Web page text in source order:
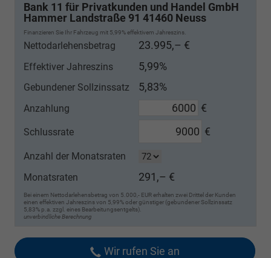
Bank 11 für Privatkunden und Handel GmbH
Hammer Landstraße 91 41460 Neuss
Finanzieren Sie Ihr Fahrzeug mit 5,99% effektivem Jahreszins.
Nettodarlehensbetrag 23.995,– €
Effektiver Jahreszins 5,99%
Gebundener Sollzinssatz 5,83%
Anzahlung €
Schlussrate €
Anzahl der Monatsraten
Monatsraten
291,– €
Bei einem Nettodarlehensbetrag von 5.000,- EUR erhalten zwei Drittel der Kunden
einen effektiven Jahreszins von 5,99% oder günstiger (gebundener Sollzinssatz
5,83% p.a. zzgl. eines Bearbeitungsentgelts).
unverbindliche Berechnung
Wir rufen Sie an